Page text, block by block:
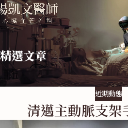
精選文章
近期動態
清邁主動脈支架